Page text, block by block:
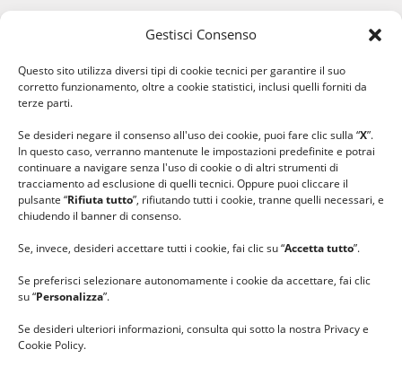
Gestisci Consenso
Questo sito utilizza diversi tipi di cookie tecnici per garantire il suo
corretto funzionamento, oltre a cookie statistici, inclusi quelli forniti da
terze parti.
Se desideri negare il consenso all'uso dei cookie, puoi fare clic sulla “X”.
In questo caso, verranno mantenute le impostazioni predefinite e potrai
continuare a navigare senza l'uso di cookie o di altri strumenti di
tracciamento ad esclusione di quelli tecnici. Oppure puoi cliccare il
pulsante “Rifiuta tutto”, rifiutando tutti i cookie, tranne quelli necessari, e
chiudendo il banner di consenso.
Se, invece, desideri accettare tutti i cookie, fai clic su “Accetta tutto”.
Se preferisci selezionare autonomamente i cookie da accettare, fai clic
su “Personalizza”.
Se desideri ulteriori informazioni, consulta qui sotto la nostra Privacy e
Cookie Policy.
#lanaterapia
#ilcaloredellempatia